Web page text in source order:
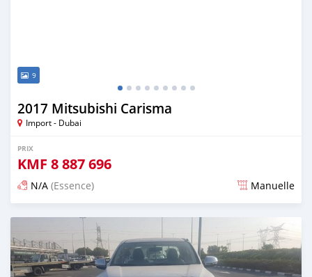
9
2017 Mitsubishi Carisma
Import - Dubai
PRIX
KMF 8 887 696
N/A (Essence) Manuelle
Publié il y a presque 6 ans